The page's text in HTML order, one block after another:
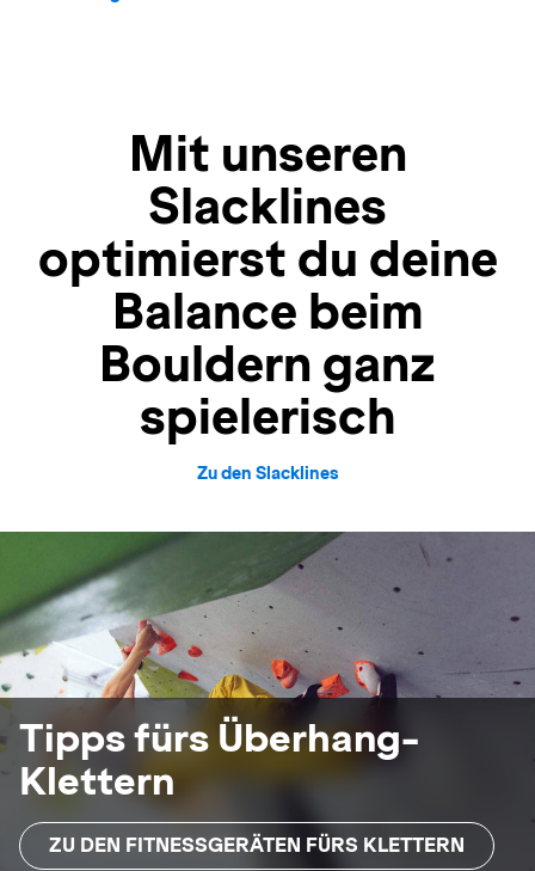
Mit unseren
Slacklines
optimierst du deine
Balance beim
Bouldern ganz
spielerisch
Zu den Slacklines
Tipps fürs Überhang-
Klettern
ZU DEN FITNESSGERÄTEN FÜRS KLETTERN